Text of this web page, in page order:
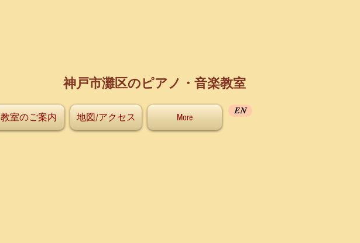
神戸市灘区のピアノ・音楽教室
教室のご案内 地図/アクセス More
EN